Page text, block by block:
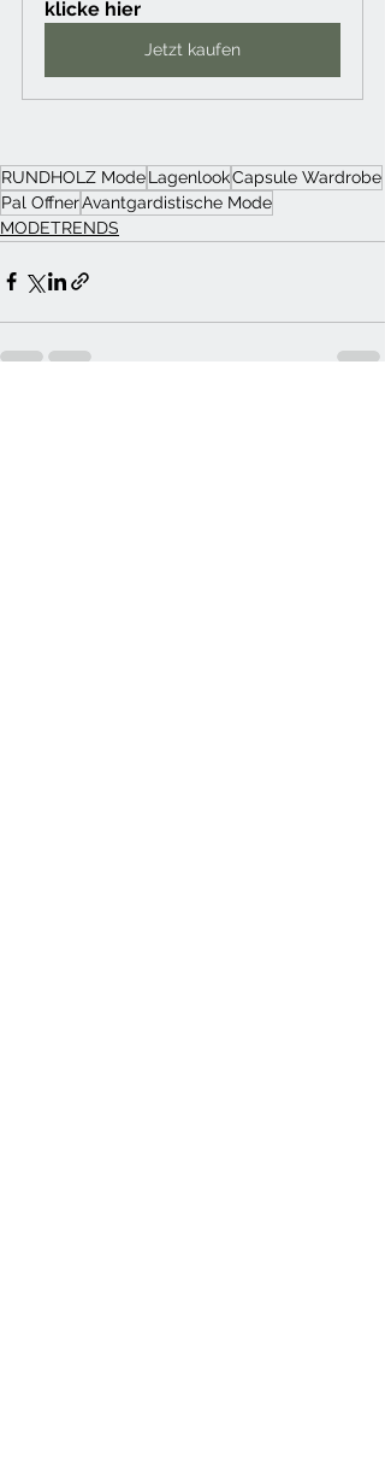
klicke hier
Jetzt kaufen
RUNDHOLZ ModeLagenlookCapsule Wardrobe
Pal OffnerAvantgardistische Mode
MODETRENDS